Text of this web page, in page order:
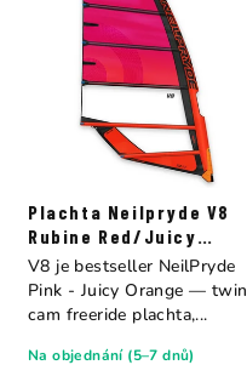
Plachta Neilpryde V8
Rubine Red/Juicy
Orange
Na objednání (5–7 dnů)
V8 je bestseller NeilPryde
Pink - Juicy Orange — twin
cam freeride plachta,...